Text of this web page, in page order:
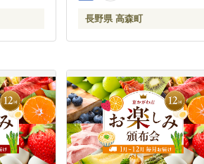
ーツ
3）
長野県 高森町